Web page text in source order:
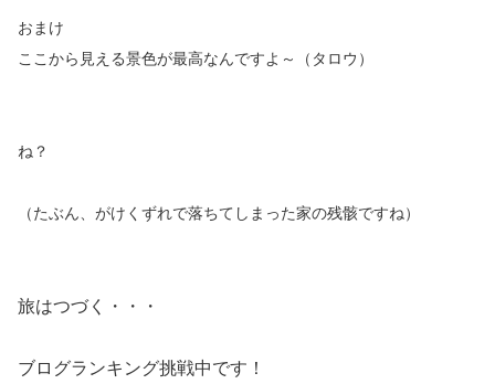
おまけ
ここから見える景色が最高なんですよ～（タロウ）
ね？
（たぶん、がけくずれで落ちてしまった家の残骸ですね）
旅はつづく・・・
ブログランキング挑戦中です！